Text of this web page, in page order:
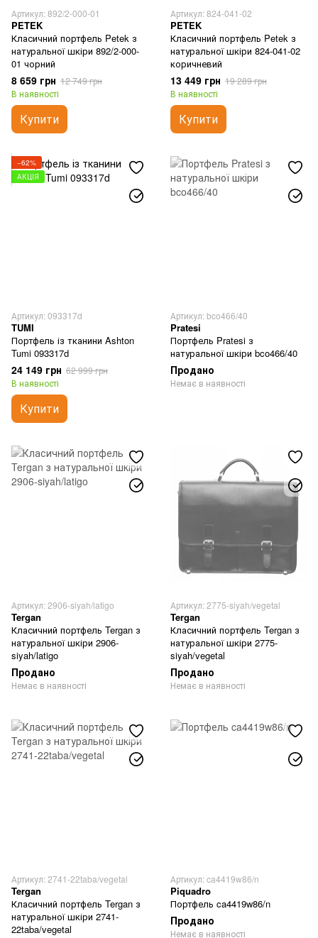
Артикул: 892/2-000-01
PETEK
Класичний портфель Petek з
натуральної шкіри 892/2-000-
01 чорний
8 659 грн 12 749 грн
В наявності
Купити
Артикул: 824-041-02
PETEK
Класичний портфель Petek з
натуральної шкіри 824-041-02
коричневий
13 449 грн 19 289 грн
В наявності
Купити
−62%
АКЦІЯ
Артикул: 093317d
TUMI
Портфель із тканини Ashton
Tumi 093317d
24 149 грн 62 999 грн
В наявності
Купити
Артикул: bco466/40
Pratesi
Портфель Pratesi з
натуральної шкіри bco466/40
Продано
Немає в наявності
Артикул: 2906-siyah/latigo
Tergan
Класичний портфель Tergan з
натуральної шкіри 2906-
siyah/latigo
Продано
Немає в наявності
Артикул: 2775-siyah/vegetal
Tergan
Класичний портфель Tergan з
натуральної шкіри 2775-
siyah/vegetal
Продано
Немає в наявності
Артикул: 2741-22taba/vegetal
Tergan
Класичний портфель Tergan з
натуральної шкіри 2741-
22taba/vegetal
Артикул: ca4419w86/n
Piquadro
Портфель ca4419w86/n
Продано
Немає в наявності